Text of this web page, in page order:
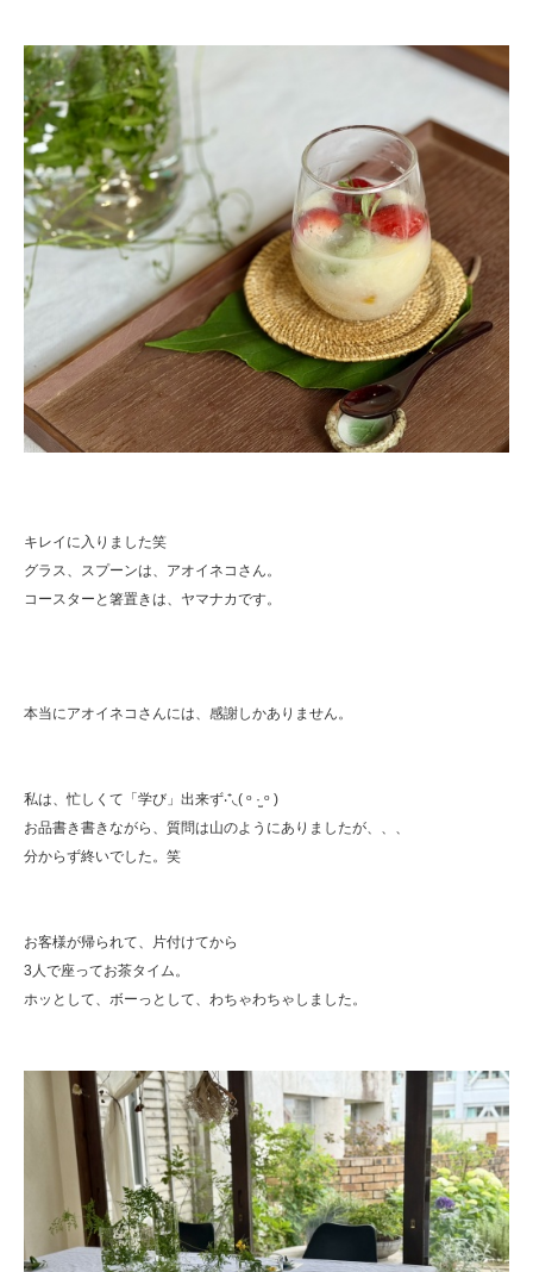
キレイに入りました笑
グラス、スプーンは、アオイネコさん。
コースターと箸置きは、ヤマナカです。
本当にアオイネコさんには、感謝しかありません。
私は、忙しくて「学び」出来ず‧⁺◟( ᵒ ·̫ ᵒ )
お品書き書きながら、質問は山のようにありましたが、、、
分からず終いでした。笑
お客様が帰られて、片付けてから
3人で座ってお茶タイム。
ホッとして、ボーっとして、わちゃわちゃしました。